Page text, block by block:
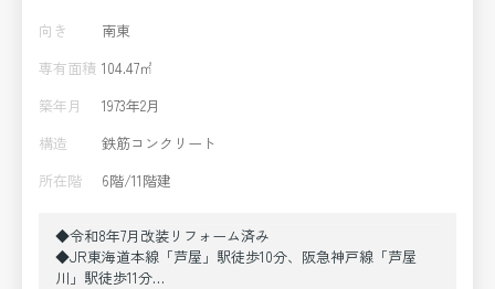
向き
南東
専有面積 104.47㎡
築年月
1973年2月
構造
鉄筋コンクリート
所在階
6階/11階建
◆令和8年7月改装リフォーム済み
◆JR東海道本線「芦屋」駅徒歩10分、阪急神戸線「芦屋
川」駅徒歩11分